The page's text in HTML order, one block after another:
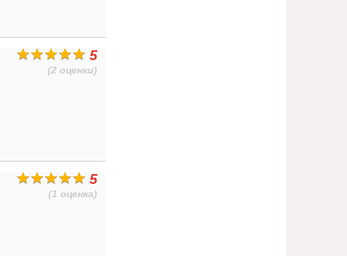
5
(2 оценки)
5
(1 оценка)